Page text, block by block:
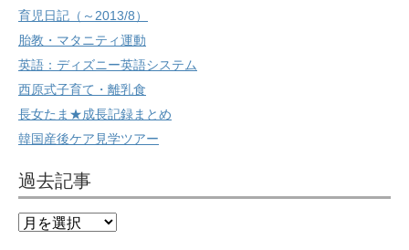
育児日記（～2013/8）
胎教・マタニティ運動
英語：ディズニー英語システム
西原式子育て・離乳食
長女たま★成長記録まとめ
韓国産後ケア見学ツアー
過去記事
過